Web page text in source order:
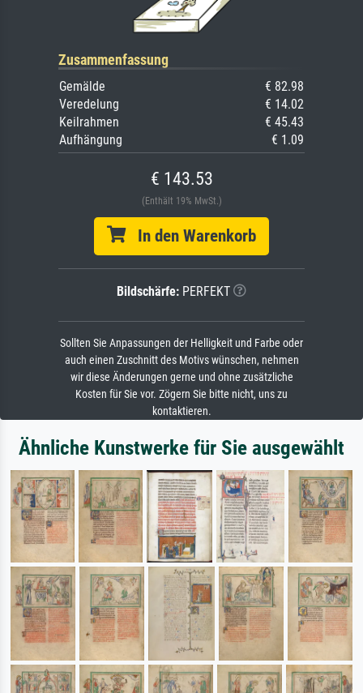
Zusammenfassung
Gemälde
€ 82.98
Veredelung
€ 14.02
Keilrahmen
€ 45.43
Aufhängung
€ 1.09
€ 143.53
(Enthält 19% MwSt.)
In den Warenkorb
Bildschärfe: PERFEKT
Sollten Sie Anpassungen der Helligkeit und Farbe oder
auch einen Zuschnitt des Motivs wünschen, nehmen
wir diese Änderungen gerne und ohne zusätzliche
Kosten für Sie vor. Zögern Sie bitte nicht, uns zu
kontaktieren.
Ähnliche Kunstwerke für Sie ausgewählt